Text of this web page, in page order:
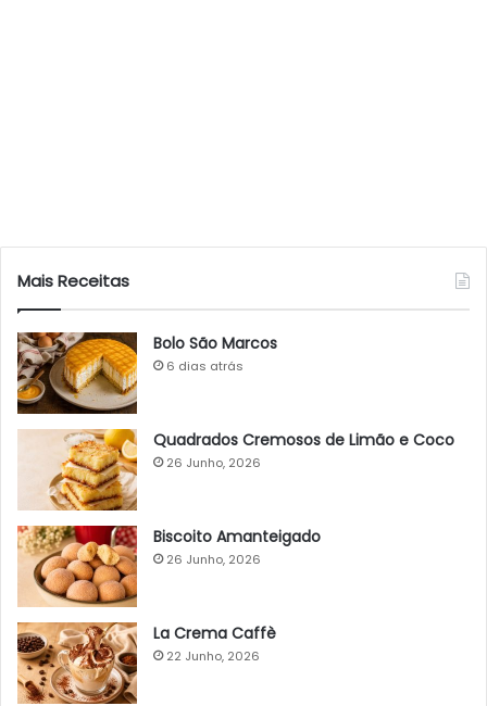
Mais Receitas
Bolo São Marcos
6 dias atrás
Quadrados Cremosos de Limão e Coco
26 Junho, 2026
Biscoito Amanteigado
26 Junho, 2026
La Crema Caffè
22 Junho, 2026